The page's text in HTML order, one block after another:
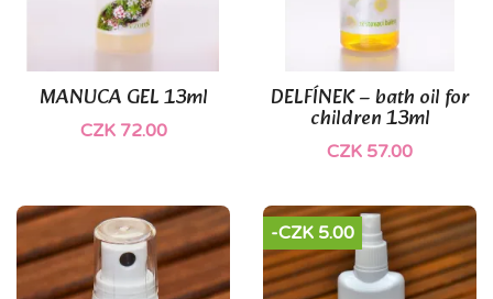
MANUCA GEL 13ml
CZK 72.00
DELFÍNEK – bath oil for
children 13ml
CZK 57.00
-CZK 5.00